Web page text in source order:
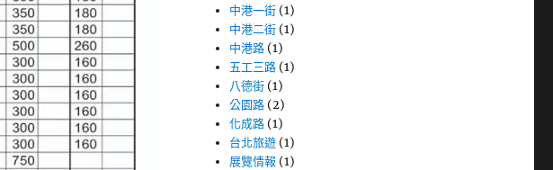
中港一街 (1)
中港二街 (1)
中港路 (1)
五工三路 (1)
八德街 (1)
公園路 (2)
化成路 (1)
台北旅遊 (1)
展覽情報 (1)